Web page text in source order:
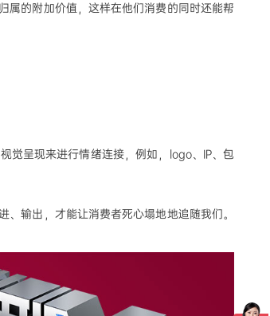
属的附加价值，这样在他们消费的同时还能帮
呈现来进行情绪连接，例如， logo、 IP、包
输出，才能让消费者死心塌地地追随我们。